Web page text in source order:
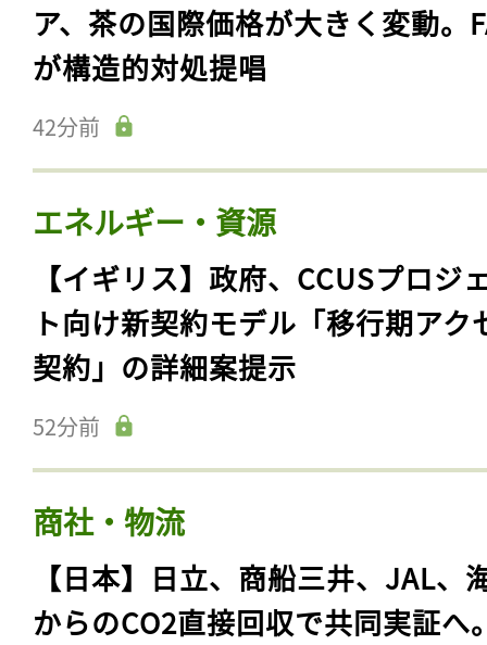
ア、茶の国際価格が大きく変動。
が構造的対処提唱
42分前
エネルギー・資源
【イギリス】政府、CCUSプロジ
ト向け新契約モデル「移行期アク
契約」の詳細案提示
52分前
商社・物流
【日本】日立、商船三井、JAL、
からのCO2直接回収で共同実証へ